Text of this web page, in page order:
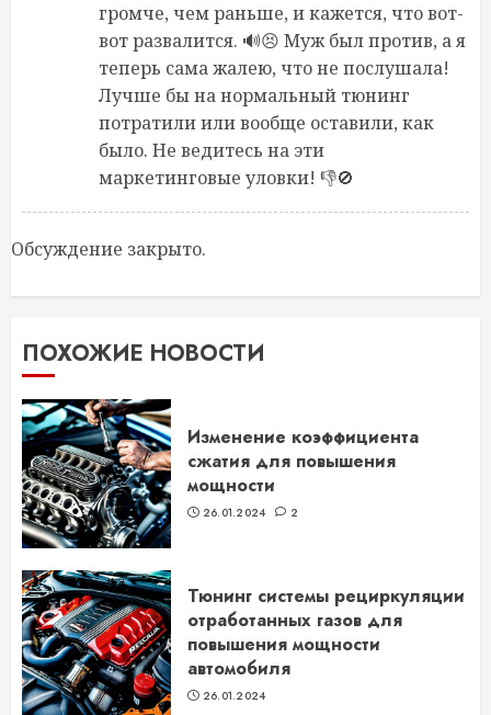
громче, чем раньше, и кажется, что вот-
вот развалится. 🔊😣 Муж был против, а я
теперь сама жалею, что не послушала!
Лучше бы на нормальный тюнинг
потратили или вообще оставили, как
было. Не ведитесь на эти
маркетинговые уловки! 👎🚫
Обсуждение закрыто.
ПОХОЖИЕ НОВОСТИ
Изменение коэффициента
сжатия для повышения
мощности
26.01.2024 2
Тюнинг системы рециркуляции
отработанных газов для
повышения мощности
автомобиля
26.01.2024